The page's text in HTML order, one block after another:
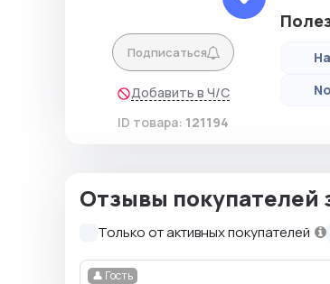
Подписаться
Добавить в Ч/С
ID товара: 121194
Отзывы покупателей
Только от активных покупателей
👤 Гость